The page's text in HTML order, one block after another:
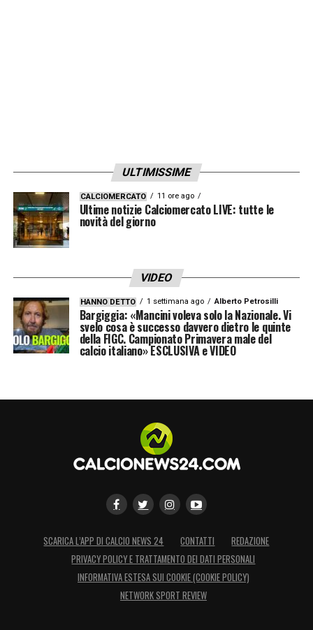
ULTIMISSIME
CALCIOMERCATO 11 ore ago
Ultime notizie Calciomercato LIVE: tutte le
novità del giorno
VIDEO
HANNO DETTO 1 settimana ago Alberto Petrosilli
Bargiggia: «Mancini voleva solo la Nazionale. Vi
svelo cosa è successo davvero dietro le quinte
della FIGC. Campionato Primavera male del
calcio italiano» ESCLUSIVA e VIDEO
SCARICA L’APP DI CALCIO NEWS 24 CONTATTI
REDAZIONE
PRIVACY POLICY E TRATTAMENTO DEI DATI PERSONALI
INFORMATIVA ESTESA SUI COOKIE (COOKIE POLICY)
NETWORK SPORT REVIEW